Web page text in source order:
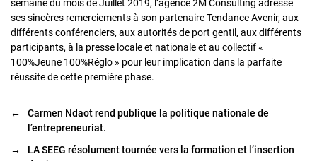
semaine du mois de Juillet 2019, l’agence 2M Consulting adresse
ses sincères remerciements à son partenaire Tendance Avenir, aux
différents conférenciers, aux autorités de port gentil, aux différents
participants, à la presse locale et nationale et au collectif «
100%Jeune 100%Réglo » pour leur implication dans la parfaite
réussite de cette première phase.
←
Carmen Ndaot rend publique la politique nationale de
l’entrepreneuriat.
→
LA SEEG résolument tournée vers la formation et l’insertion